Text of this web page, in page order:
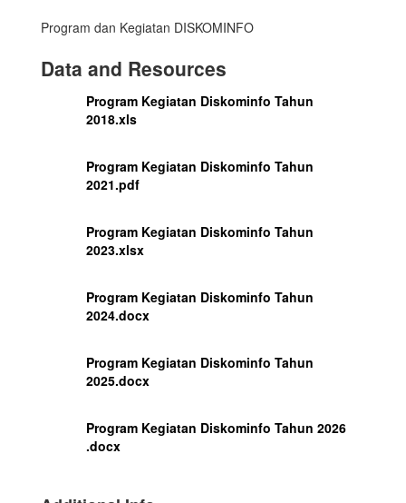
Program dan Kegiatan DISKOMINFO
Data and Resources
Program Kegiatan Diskominfo Tahun
2018.xls
Program Kegiatan Diskominfo Tahun
2021.pdf
Program Kegiatan Diskominfo Tahun
2023.xlsx
Program Kegiatan Diskominfo Tahun
2024.docx
Program Kegiatan Diskominfo Tahun
2025.docx
Program Kegiatan Diskominfo Tahun 2026
.docx